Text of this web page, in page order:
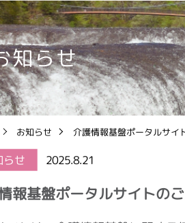
知らせ
お知らせ 介護情報基盤ポータルサイ
らせ 2025.8.21
報基盤ポータルサイトの